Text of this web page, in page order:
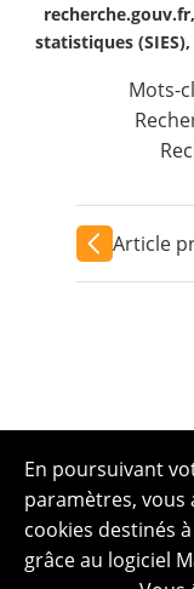
statistiques
Mots-
Article
En poursuivant
paramètres, vous
cookies destinés
grâce au logiciel